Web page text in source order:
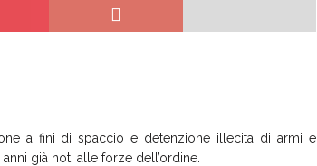
a fini di spaccio e detenzione illecita di armi e
già noti alle forze dell’ordine.